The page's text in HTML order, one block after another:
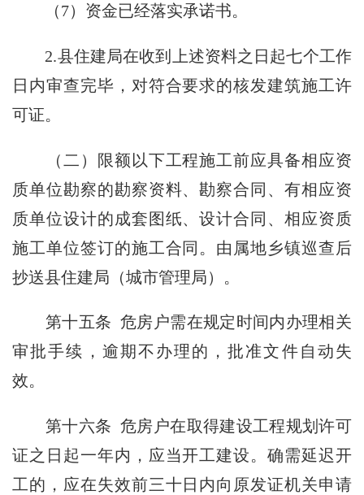
（7）资金已经落实承诺书。
2.县住建局在收到上述资料之日起七个工作
日内审查完毕，对符合要求的核发建筑施工许
可证。
（二）限额以下工程施工前应具备相应资
质单位勘察的勘察资料、勘察合同、有相应资
质单位设计的成套图纸、设计合同、相应资质
施工单位签订的施工合同。由属地乡镇巡查后
抄送县住建局（城市管理局）。
第十五条 危房户需在规定时间内办理相关
审批手续，逾期不办理的，批准文件自动失
效。
第十六条 危房户在取得建设工程规划许可
证之日起一年内，应当开工建设。确需延迟开
工的，应在失效前三十日内向原发证机关申请